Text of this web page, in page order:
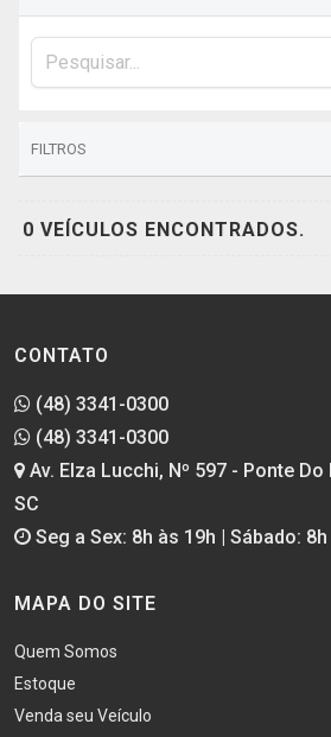
FILTROS
0 VEÍCULOS ENCONTRADOS.
CONTATO
(48) 3341-0300
(48) 3341-0300
Av. Elza Lucchi, Nº 597 - Ponte
SC
Seg a Sex: 8h às 19h | Sábado:
MAPA DO SITE
Quem Somos
Estoque
Venda seu Veículo